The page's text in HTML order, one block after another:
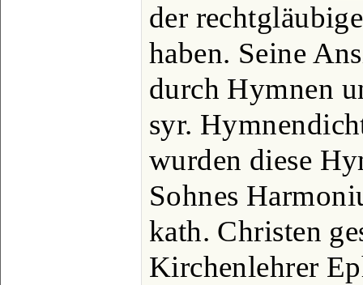
der
haben. Seine
durch Hymnen
syr.
wurden diese
Sohnes
kath. Christen
Kirchenlehrer